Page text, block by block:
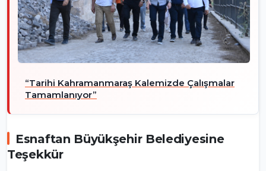
“Tarihi Kahramanmaraş Kalemizde Çalışmalar
Tamamlanıyor”
Esnaftan Büyükşehir Belediyesine
Teşekkür